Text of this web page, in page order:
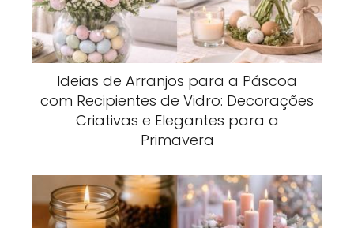
Ideias de Arranjos para a Páscoa
com Recipientes de Vidro: Decorações
Criativas e Elegantes para a
Primavera